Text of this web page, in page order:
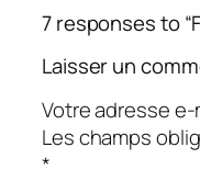
7 responses to
Laisser un
Votre adresse
Les champs
*